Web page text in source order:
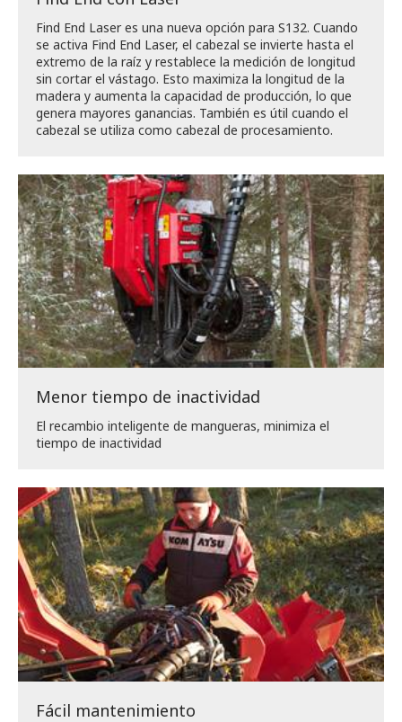
Find End Laser es una nueva opción para S132. Cuando
se activa Find End Laser, el cabezal se invierte hasta el
extremo de la raíz y restablece la medición de longitud
sin cortar el vástago. Esto maximiza la longitud de la
madera y aumenta la capacidad de producción, lo que
genera mayores ganancias. También es útil cuando el
cabezal se utiliza como cabezal de procesamiento.
Menor tiempo de inactividad
El recambio inteligente de mangueras, minimiza el
tiempo de inactividad
Fácil mantenimiento